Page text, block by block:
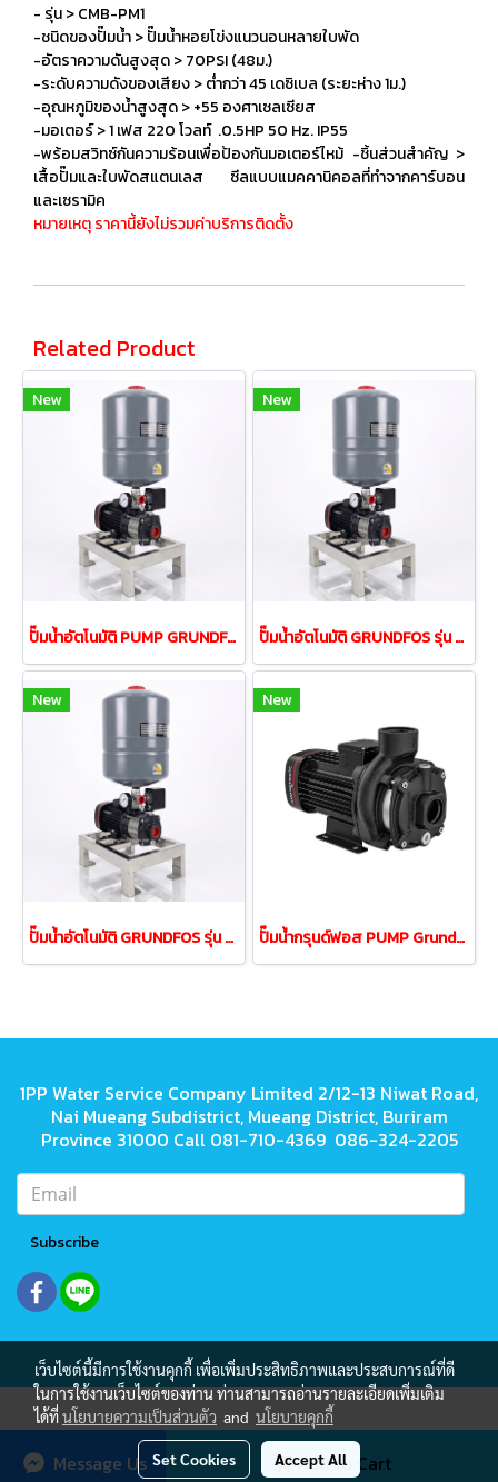
Add to Cart
Message Us
- รุ่น > CMB-PM1
-ชนิดของปั๊มน้ำ > ปั๊มน้ำหอยโข่งแนวนอนหลายใบพัด
-อัตราความดันสูงสุด > 70PSI (48ม.)
-ระดับความดังของเสียง > ต่ำกว่า 45 เดซิเบล (ระยะห่าง 1ม.)
-อุณหภูมิของน้ำสูงสุด > +55 องศาเซลเซียส
-มอเตอร์ > 1 เฟส 220 โวลท์ .0.5HP 50 Hz. IP55
-พร้อมสวิทซ์กันความร้อนเพื่อป้องกันมอเตอร์ไหม้ -ชิ้นส่วนสำคัญ >
เสื้อปั๊มและใบพัดสแตนเลส ซีลแบบแมคคานิคอลที่ทำจากคาร์บอน
และเซรามิค
หมายเหตุ ราคานี้ยังไม่รวมค่าบริการติดตั้ง
Related Product
New
ปั๊มน้ำอัตโนมัติ PUMP GRUNDFOS รุ่นCMB 3-37PT 0.37w
New
ปั๊มน้ำอัตโนมัติ GRUNDFOS รุ่น CMB 5-46PT กำลัง 900 วัตต์
New
ปั๊มน้ำอัตโนมัติ GRUNDFOS รุ่น CMB 5-37PT กำลัง 0.67kW
New
ปั๊มน้ำกรุนด์ฟอส PUMP Grundfos รุ่น CM10-2 1.5Kw 380V
1PP Water Service Company Limited 2/12-13 Niwat Road,
Nai Mueang Subdistrict, Mueang District, Buriram
Province 31000 Call 081-710-4369 086-324-2205
Subscribe
Today's visitor
เว็บไซต์นี้มีการใช้งานคุกกี้ เพื่อเพิ่มประสิทธิภาพและประสบการณ์ที่ดี
ในการใช้งานเว็บไซต์ของท่าน ท่านสามารถอ่านรายละเอียดเพิ่มเติม
ได้ที่นโยบายความเป็นส่วนตัว and นโยบายคุกกี้
Set Cookies Accept All